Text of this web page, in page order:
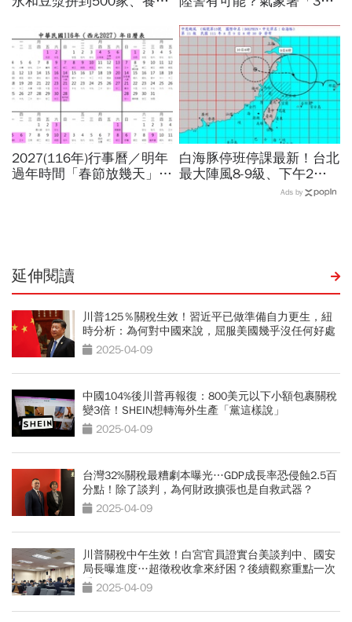
期5症狀：高危險因子是它
縣市達停班課標準
2027(116年)行事曆／明年
過年時間「春節放幾天」、
白海豚停班停課最新！台北
最大陣風8-9級、下午2點
最接近…風雨比巴威還大，
Ads by
延伸閱讀
川普125％關稅生效！習近平已做準備自力更生，紐
時分析：為何對中國來說，屈服美國幾乎沒任何好處
2025-04-09
中國104%後川普再報復：800美元以下小額包裹關稅
變3倍！SHEIN想轉海外生產「黨這樣說」
2025-04-09
台灣32%關稅最糟劇本曝光…GDP成長率恐侵蝕2.5百
分點！除了談判，為何財政擴張也是自救武器？
2025-04-09
川普關稅中午生效！白宮官員證實台美談判中、國安
局長曝進度…超徵稅收拿來紓困？後續觀察重點一次
看 2025-04-09